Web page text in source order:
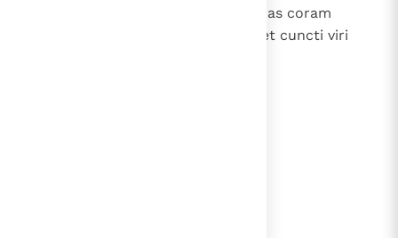
immolaverunt ibi victimas pacificas coram
Domino. Et laetatus est ibi Saul et cuncti viri